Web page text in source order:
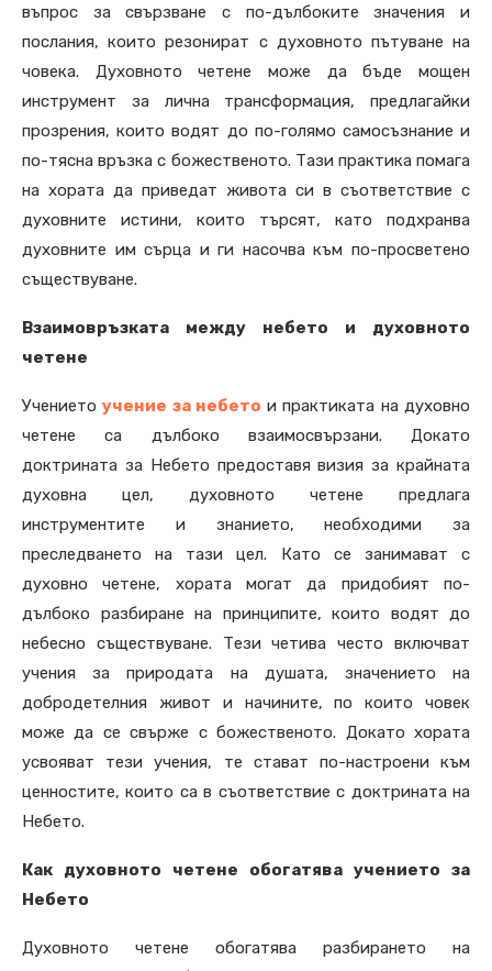
въпрос за свързване с по-дълбоките значения и
послания, които резонират с духовното пътуване на
човека. Духовното четене може да бъде мощен
инструмент за лична трансформация, предлагайки
прозрения, които водят до по-голямо самосъзнание и
по-тясна връзка с божественото. Тази практика помага
на хората да приведат живота си в съответствие с
духовните истини, които търсят, като подхранва
духовните им сърца и ги насочва към по-просветено
съществуване.
Взаимовръзката между небето и духовното
четене
Учениетоучение за небето и практиката на духовно
четене са дълбоко взаимосвързани. Докато
доктрината за Небето предоставя визия за крайната
духовна цел, духовното четене предлага
инструментите и знанието, необходими за
преследването на тази цел. Като се занимават с
духовно четене, хората могат да придобият по-
дълбоко разбиране на принципите, които водят до
небесно съществуване. Тези четива често включват
учения за природата на душата, значението на
добродетелния живот и начините, по които човек
може да се свърже с божественото. Докато хората
усвояват тези учения, те стават по-настроени към
ценностите, които са в съответствие с доктрината на
Небето.
Как духовното четене обогатява учението за
Небето
Духовното четене обогатява разбирането на